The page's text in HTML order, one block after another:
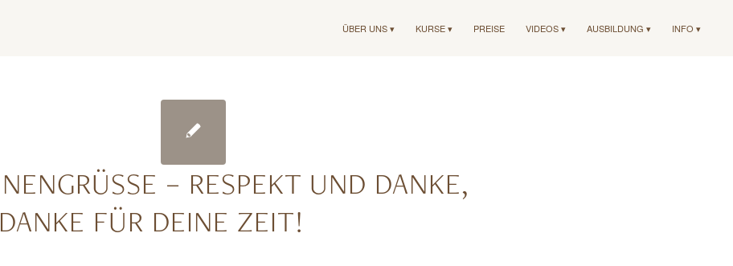
ÜBER UNS ▾ KURSE ▾ PREISE VIDEOS ▾ AUSBILDUNG ▾ INFO ▾
– RESPEKT UND DANKE, D
FÜR DEINE ZEIT!